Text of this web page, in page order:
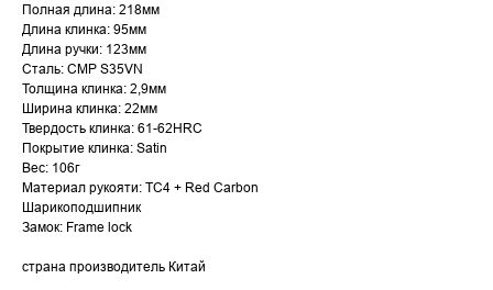
Полная длина: 218мм
Длина клинка: 95мм
Длина ручки: 123мм
Сталь: CMP S35VN
Толщина клинка: 2,9мм
Ширина клинка: 22мм
Твердость клинка: 61-62HRC
Покрытие клинка: Satin
Вес: 106г
Материал рукояти: TC4 + Red Carbon
Шарикоподшипник
Замок: Frame lock
страна производитель Китай